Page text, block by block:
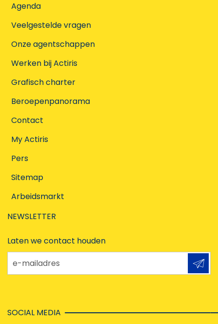
Agenda
Veelgestelde vragen
Onze agentschappen
Werken bij Actiris
Grafisch charter
Beroepenpanorama
Contact
My Actiris
Pers
Sitemap
Arbeidsmarkt
NEWSLETTER
Laten we contact houden
e-mailadres
SOCIAL MEDIA